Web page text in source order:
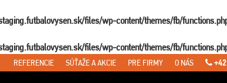
files/wp-content/themes/fb/
files/wp-content/themes/fb/
REFERENCIE SÚŤAŽE A AKCIE PRE FIRMY O NÁS